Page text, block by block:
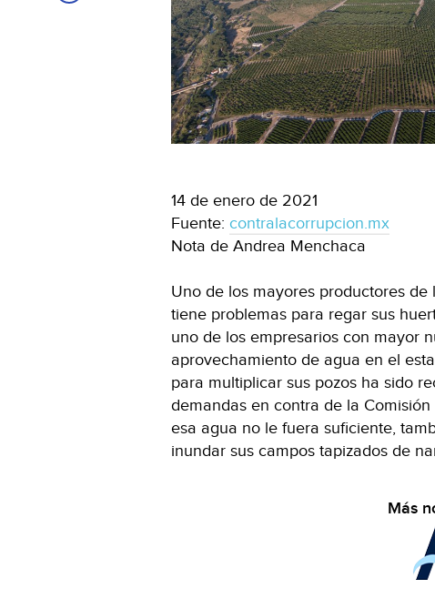
14 de enero de 2021
Fuente: contralacorrupcion.mx
Nota de Andrea Menchaca
Uno de los mayores productores
tiene problemas para regar sus
uno de los empresarios con mayor
aprovechamiento de agua en el
para multiplicar sus pozos ha sido
demandas en contra de la
esa agua no le fuera suficiente,
inundar sus campos tapizados de
Más